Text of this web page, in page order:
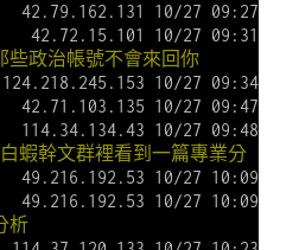
42.79.162.131 10/27 09:27
42.72.15.101 10/27 09:31
些政治帳號不會來回你
124.218.245.153 10/27 09:34
42.71.103.135 10/27 09:47
114.34.134.43 10/27 09:48
蝦幹文群裡看到一篇專業分
49.216.192.53 10/27 10:09
49.216.192.53 10/27 10:09
析